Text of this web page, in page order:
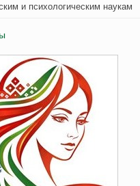
и психологическим наукам